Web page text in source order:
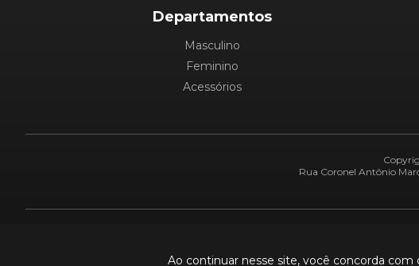
Ao continuar nesse site, você concorda com
Departamentos
Masculino
Feminino
Acessórios
Rua Coronel Antônio